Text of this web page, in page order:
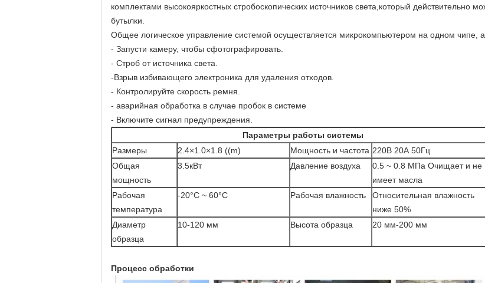
комплектами высокояркостных стробоскопических источников света,который действительно
бутылки.
Общее логическое управление системой осуществляется микрокомпьютером на одном чипе,
- Запусти камеру, чтобы сфотографировать.
- Строб от источника света.
-Взрыв избивающего электроника для удаления отходов.
- Контролируйте скорость ремня.
- аварийная обработка в случае пробок в системе
- Включите сигнал предупреждения.
Параметры работы системы
Размеры
2.4×1.0×1.8 ((m) Мощность и частота 220В 20А 50Гц
Общая
мощность
3.5кВт Давление воздуха
0.5 ~ 0.8 МПа Очищает и не
имеет масла
Рабочая
температура
-20°C ~ 60°C Рабочая влажность
Относительная влажность
ниже 50%
Диаметр
образца
10-120 мм Высота образца 20 мм-200 мм
Процесс обработки